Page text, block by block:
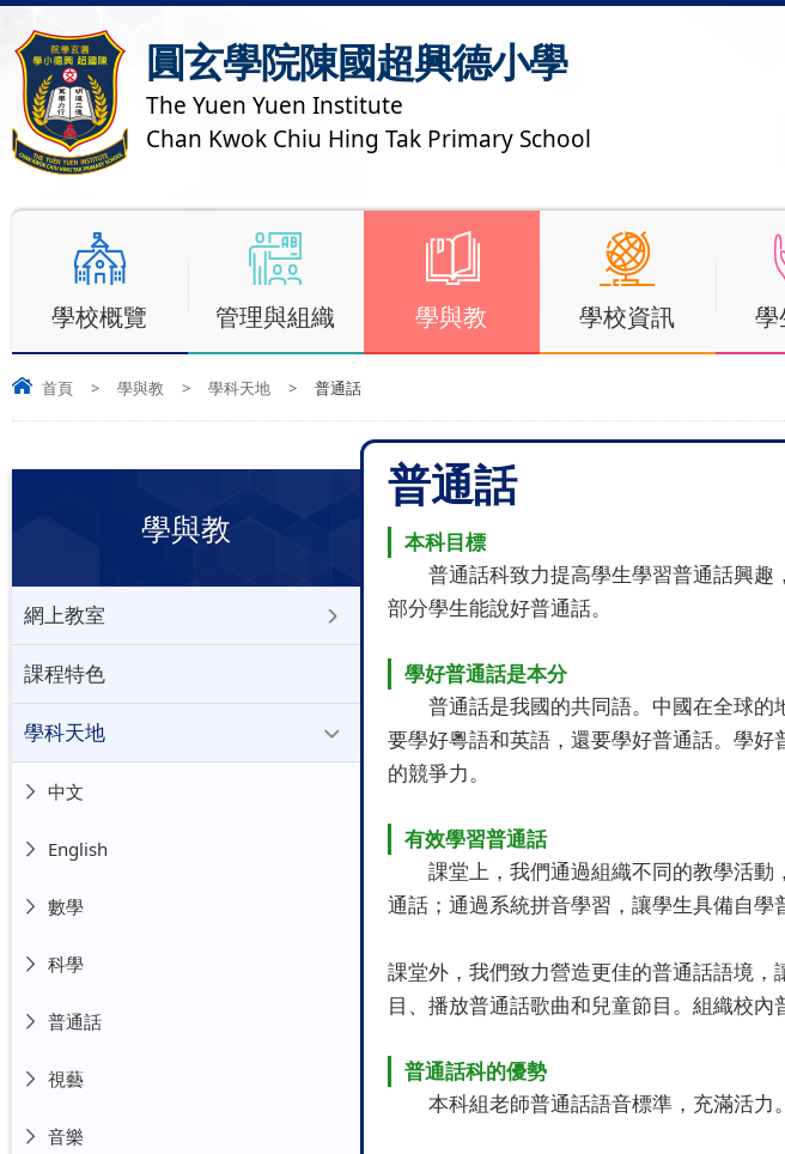
圓玄學院陳國超興德小學
The Yuen Yuen Institute
Chan Kwok Chiu Hing Tak Primary School
學校概覽 管理與組織 學與教 學校資訊 學
首頁 > 學與教 > 學科天地 > 普通話
普通話
本科目標
普通話科致力提高學生學習普通話興趣
部分學生能說好普通話。
學好普通話是本分
普通話是我國的共同語。中國在全球的
要學好粵語和英語，還要學好普通話。學
的競爭力。
有效學習普通話
課堂上，我們通過組織不同的教學活動
通話；通過系統拼音學習，讓學生具備自學
課堂外，我們致力營造更佳的普通話語境
目、播放普通話歌曲和兒童節目。組織校內
普通話科的優勢
本科組老師普通話語音標準，充滿活力
學與教
網上教室
課程特色
學科天地
中文
English
數學
科學
普通話
視藝
音樂